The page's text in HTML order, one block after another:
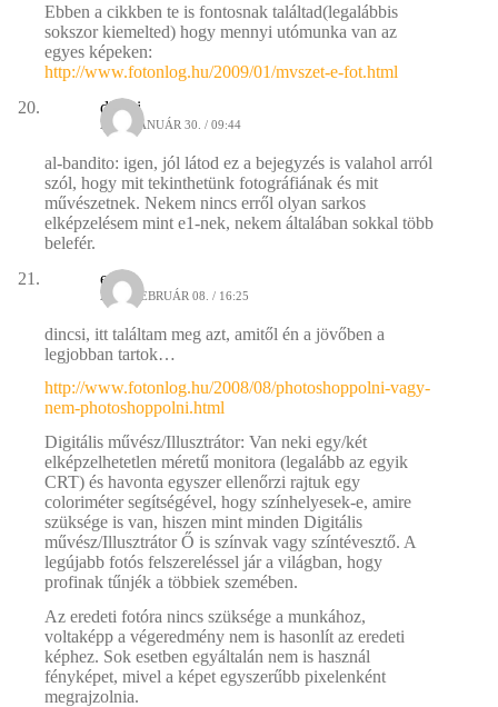
Ebben a cikkben te is fontosnak találtad(legalábbis
sokszor kiemelted) hogy mennyi utómunka van az
egyes képeken:
http://www.fotonlog.hu/2009/01/mvszet-e-fot.html
dincsi
2009. JANUÁR 30. / 09:44
al-bandito: igen, jól látod ez a bejegyzés is valahol arról
szól, hogy mit tekinthetünk fotográfiának és mit
művészetnek. Nekem nincs erről olyan sarkos
elképzelésem mint e1-nek, nekem általában sokkal több
belefér.
e1
2009. FEBRUÁR 08. / 16:25
dincsi, itt találtam meg azt, amitől én a jövőben a
legjobban tartok…
http://www.fotonlog.hu/2008/08/photoshoppolni-vagy-
nem-photoshoppolni.html
Digitális művész/Illusztrátor: Van neki egy/két
elképzelhetetlen méretű monitora (legalább az egyik
CRT) és havonta egyszer ellenőrzi rajtuk egy
coloriméter segítségével, hogy színhelyesek-e, amire
szüksége is van, hiszen mint minden Digitális
művész/Illusztrátor Ő is színvak vagy színtévesztő. A
legújabb fotós felszereléssel jár a világban, hogy
profinak tűnjék a többiek szemében.
Az eredeti fotóra nincs szüksége a munkához,
voltaképp a végeredmény nem is hasonlít az eredeti
képhez. Sok esetben egyáltalán nem is használ
fényképet, mivel a képet egyszerűbb pixelenként
megrajzolnia.